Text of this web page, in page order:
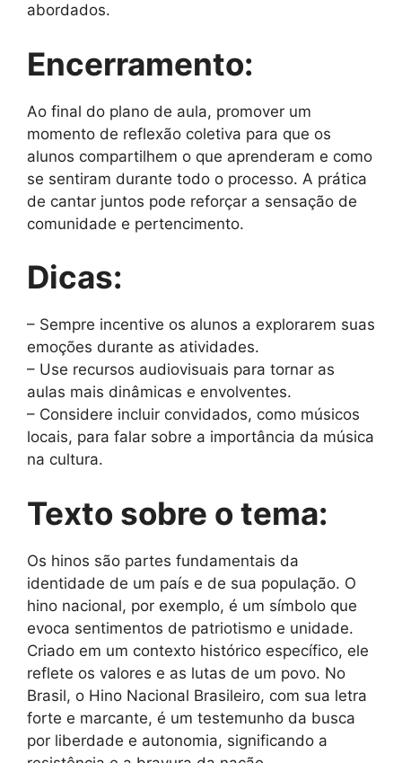
abordados.
Encerramento:
Ao final do plano de aula, promover um
momento de reflexão coletiva para que os
alunos compartilhem o que aprenderam e como
se sentiram durante todo o processo. A prática
de cantar juntos pode reforçar a sensação de
comunidade e pertencimento.
Dicas:
– Sempre incentive os alunos a explorarem suas
emoções durante as atividades.
– Use recursos audiovisuais para tornar as
aulas mais dinâmicas e envolventes.
– Considere incluir convidados, como músicos
locais, para falar sobre a importância da música
na cultura.
Texto sobre o tema:
Os hinos são partes fundamentais da
identidade de um país e de sua população. O
hino nacional, por exemplo, é um símbolo que
evoca sentimentos de patriotismo e unidade.
Criado em um contexto histórico específico, ele
reflete os valores e as lutas de um povo. No
Brasil, o Hino Nacional Brasileiro, com sua letra
forte e marcante, é um testemunho da busca
por liberdade e autonomia, significando a